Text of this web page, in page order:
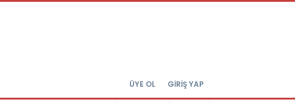
ÜYE OL GİRİŞ YAP